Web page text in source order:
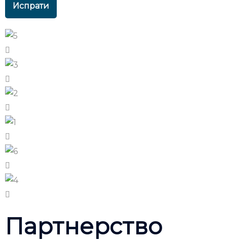
Испрати
Партнерство